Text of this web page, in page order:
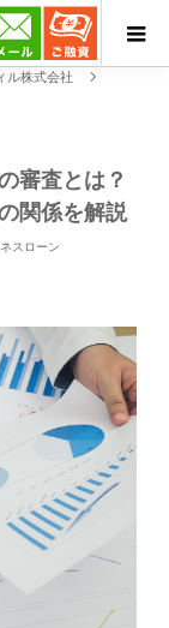
ル株式会社
審査とは？
関係を解説
スローン